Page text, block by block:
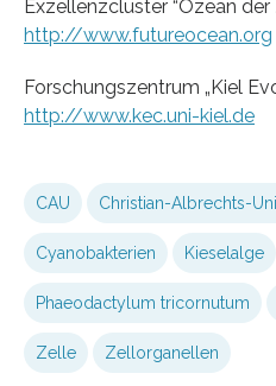
Exzellenzcluster “Ozean der
http://www.futureocean.org
Forschungszentrum „Kiel
http://www.kec.uni-kiel.de
CAU Christian-Albrechts-
Cyanobakterien Kieselalge
Phaeodactylum tricornutum
Zelle Zellorganellen